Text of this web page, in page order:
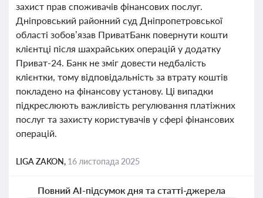
захист прав споживачів фінансових послуг.
Дніпровський районний суд Дніпропетровської
області зобов’язав ПриватБанк повернути кошти
клієнтці після шахрайських операцій у додатку
Приват-24. Банк не зміг довести недбалість
клієнтки, тому відповідальність за втрату коштів
покладено на фінансову установу. Ці випадки
підкреслюють важливість регулювання платіжних
послуг та захисту користувачів у сфері фінансових
операцій.
LIGA ZAKON, 16 листопада 2025
Повний AI-підсумок дня та статті-джерела